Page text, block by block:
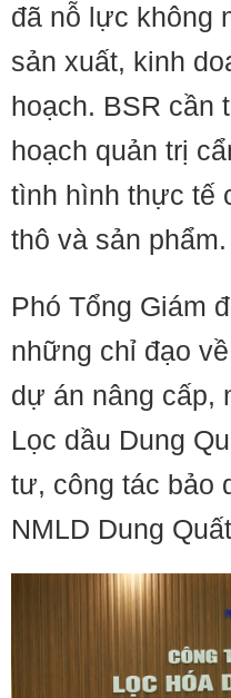
đã nỗ lực không
sản xuất, kinh
hoạch. BSR cần
hoạch quản trị
tình hình thực tế
thô và sản phẩm.
Phó Tổng Giám
những chỉ đạo
dự án nâng cấp,
Lọc dầu Dung
tư, công tác bảo
NMLD Dung